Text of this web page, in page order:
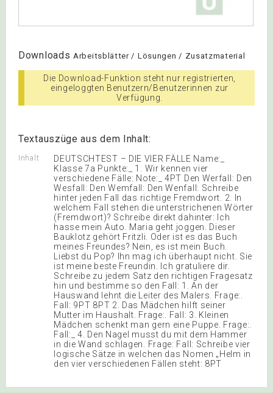
Downloads Arbeitsblätter / Lösungen / Zusatzmaterial
Die Download-Funktion steht nur registrierten,
eingeloggten Benutzern/Benutzerinnen zur
Verfügung.
Textauszüge aus dem Inhalt:
Inhalt
DEUTSCHTEST – DIE VIER FÄLLE Name:_
Klasse 7a Punkte:_ 1. Wir kennen vier
verschiedene Fälle: Note:_ 4PT Den Werfall: Den
Wesfall: Den Wemfall: Den Wenfall: Schreibe
hinter jeden Fall das richtige Fremdwort. 2. In
welchem Fall stehen die unterstrichenen Wörter
(Fremdwort)? Schreibe direkt dahinter: Ich
hasse mein Auto. Maria geht joggen. Dieser
Bauklotz gehört Fritzli. Oder ist es das Buch
meines Freundes? Nein, es ist mein Buch.
Liebst du Pop? Ihn mag ich überhaupt nicht. Sie
ist meine beste Freundin. Ich gratuliere dir.
Schreibe zu jedem Satz den richtigen Fragesatz
hin und bestimme so den Fall: 1. An der
Hauswand lehnt die Leiter des Malers. Frage:.
Fall: 9PT 8PT 2. Das Mädchen hilft seiner
Mutter im Haushalt. Frage:. Fall: 3. Kleinen
Mädchen schenkt man gern eine Puppe. Frage:.
Fall:_ 4. Den Nagel musst du mit dem Hammer
in die Wand schlagen. Frage: Fall: Schreibe vier
logische Sätze in welchen das Nomen „Helm in
den vier verschiedenen Fällen steht: 8PT